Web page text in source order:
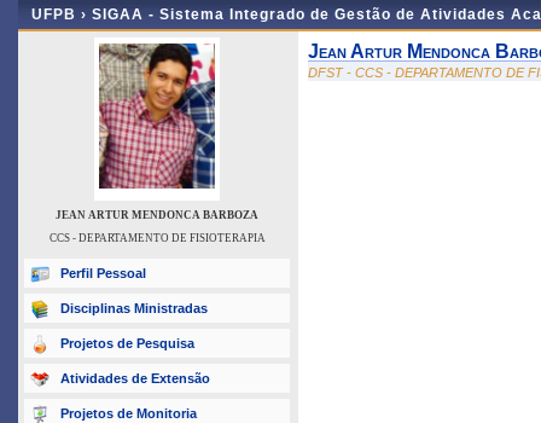
UFPB › SIGAA - Sistema Integrado de Gestão de Atividades
JEAN ARTUR MENDONCA BARBOZA
CCS - DEPARTAMENTO DE FISIOTERAPIA
Perfil Pessoal
Disciplinas Ministradas
Projetos de Pesquisa
Atividades de Extensão
Projetos de Monitoria
Jean Artur Mendonca
DFST - CCS - DEPARTAMENTO DE